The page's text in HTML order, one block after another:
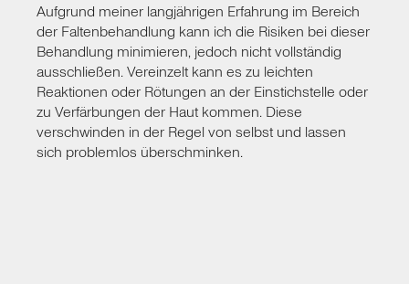
Aufgrund meiner langjährigen Erfahrung im Bereich
der Faltenbehandlung kann ich die Risiken bei dieser
Behandlung minimieren, jedoch nicht vollständig
ausschließen. Vereinzelt kann es zu leichten
Reaktionen oder Rötungen an der Einstichstelle oder
zu Verfärbungen der Haut kommen. Diese
verschwinden in der Regel von selbst und lassen
sich problemlos überschminken.